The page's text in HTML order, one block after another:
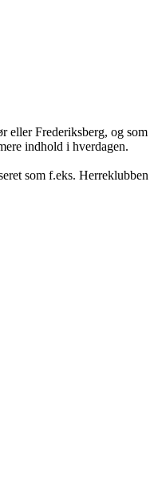
Frederiksberg, og
indhold i hverdagen.
som f.eks.